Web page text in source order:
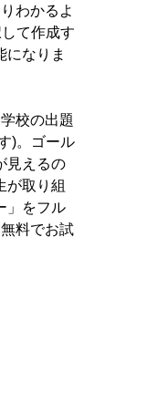
わかるよ
て作成す
になりま
校の出題
)。ゴール
見えるの
が取り組
」をフル
料でお試